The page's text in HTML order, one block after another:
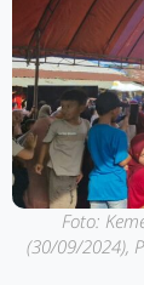
Foto:
(30/09/2024),